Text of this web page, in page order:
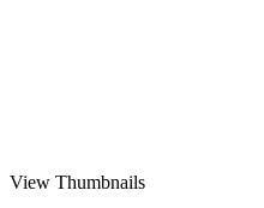
View Thumbnails